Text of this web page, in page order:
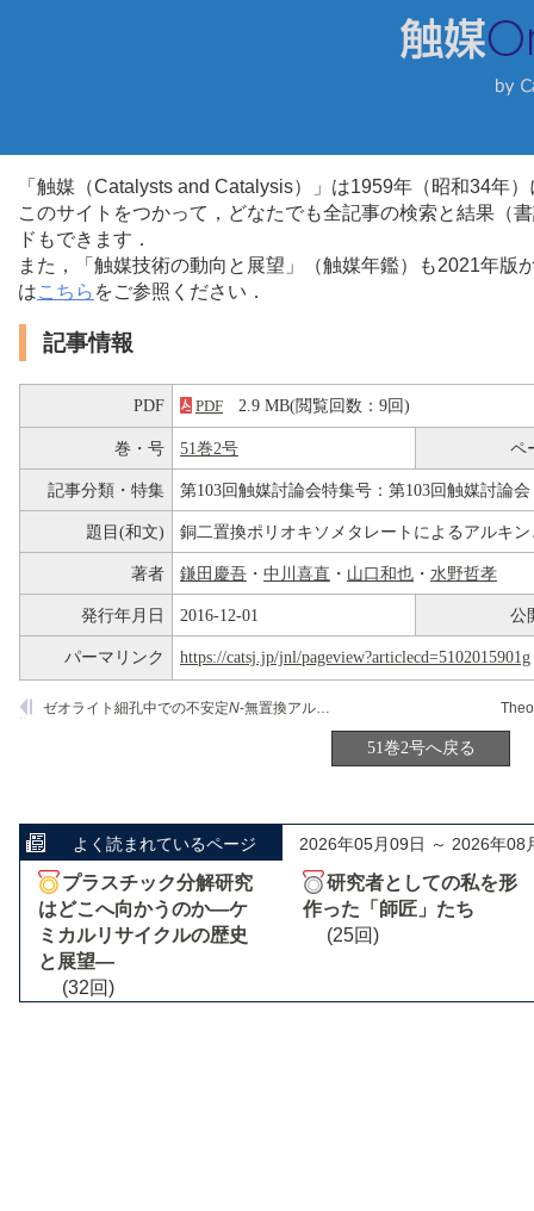
「触媒（Catalysts and Catalysis）」は1959年（昭和34年
このサイトをつかって，どなたでも全記事の検索と結果（
ドもできます．
また，「触媒技術の動向と展望」（触媒年鑑）も2021年
はこちら をご参照ください．
記事情報
PDF PDF 2.9 MB(閲覧回数：9回)
巻・号 51巻2号 ペ
記事分類・特集 第103回触媒討論会特集号：第103回触媒討論会
題目(和文) 銅二置換ポリオキソメタレートによるアルキ
著者 鎌田慶吾 ・ 中川喜直 ・ 山口和也 ・ 水野哲孝
発行年月日 2016-12-01 公
パーマリンク https://catsj.jp/jnl/pageview?articlecd=5102015901g
ゼオライト細孔中での不安定N-無置換アルジミンの安定捕捉と,その求電子反応性の活用
51巻2号へ戻る
よく読まれているページ 2026年05月09日 ～ 2026年08
プラスチック分解研究
はどこへ向かうのか―ケ
ミカルリサイクルの歴史
と展望―
(32回)
研究者としての私を形
作った「師匠」たち
(25回)